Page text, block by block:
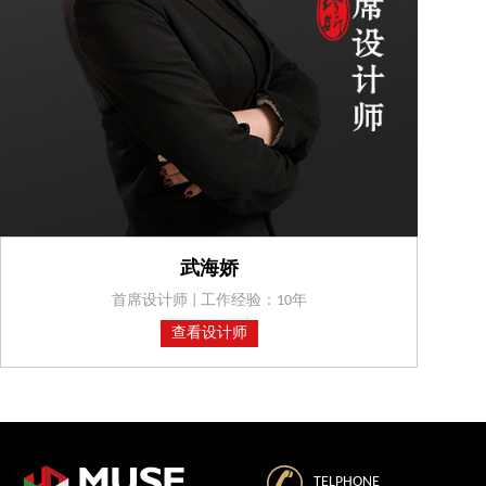
武海娇
首席设计师 | 工作经验：10年
查看设计师
TELPHONE